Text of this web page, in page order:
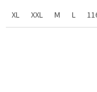
Velikosti dětské od
XL XXL M L